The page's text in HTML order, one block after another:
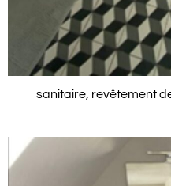
sanitaire, revêtement